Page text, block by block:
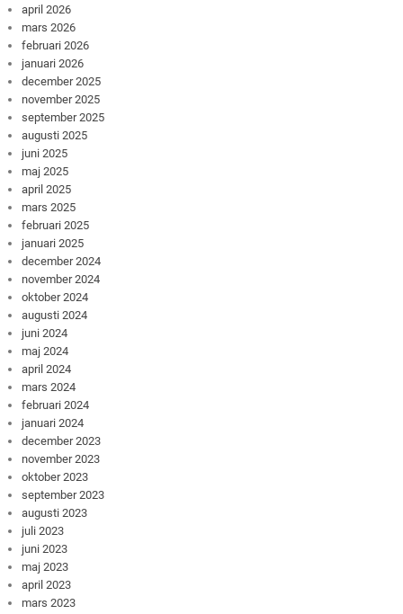
april 2026
mars 2026
februari 2026
januari 2026
december 2025
november 2025
september 2025
augusti 2025
juni 2025
maj 2025
april 2025
mars 2025
februari 2025
januari 2025
december 2024
november 2024
oktober 2024
augusti 2024
juni 2024
maj 2024
april 2024
mars 2024
februari 2024
januari 2024
december 2023
november 2023
oktober 2023
september 2023
augusti 2023
juli 2023
juni 2023
maj 2023
april 2023
mars 2023